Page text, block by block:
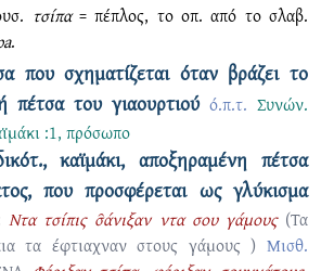
τσίπα= πέπλος, το οπ. από το σλαβ.
.
που σχηματίζεται όταν βράζει το
πέτσα του γιαουρτιού ό.π.τ. Συνών.
:1, πρόσωπο
καϊμάκι, αποξηραμένη πέτσα
που προσφέρεται ως γλύκισμα
Ντα τσίπις σ̑άνιξαν ντα σου γάμους (Τα
τα έφτιαχναν στους γάμους ) Μισθ.